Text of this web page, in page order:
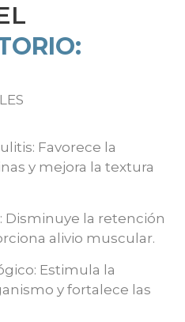
Favorece la
y mejora la textura
Disminuye la retención
alivio muscular.
Estimula la
y fortalece las